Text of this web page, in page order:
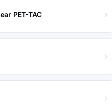
PET-TAC